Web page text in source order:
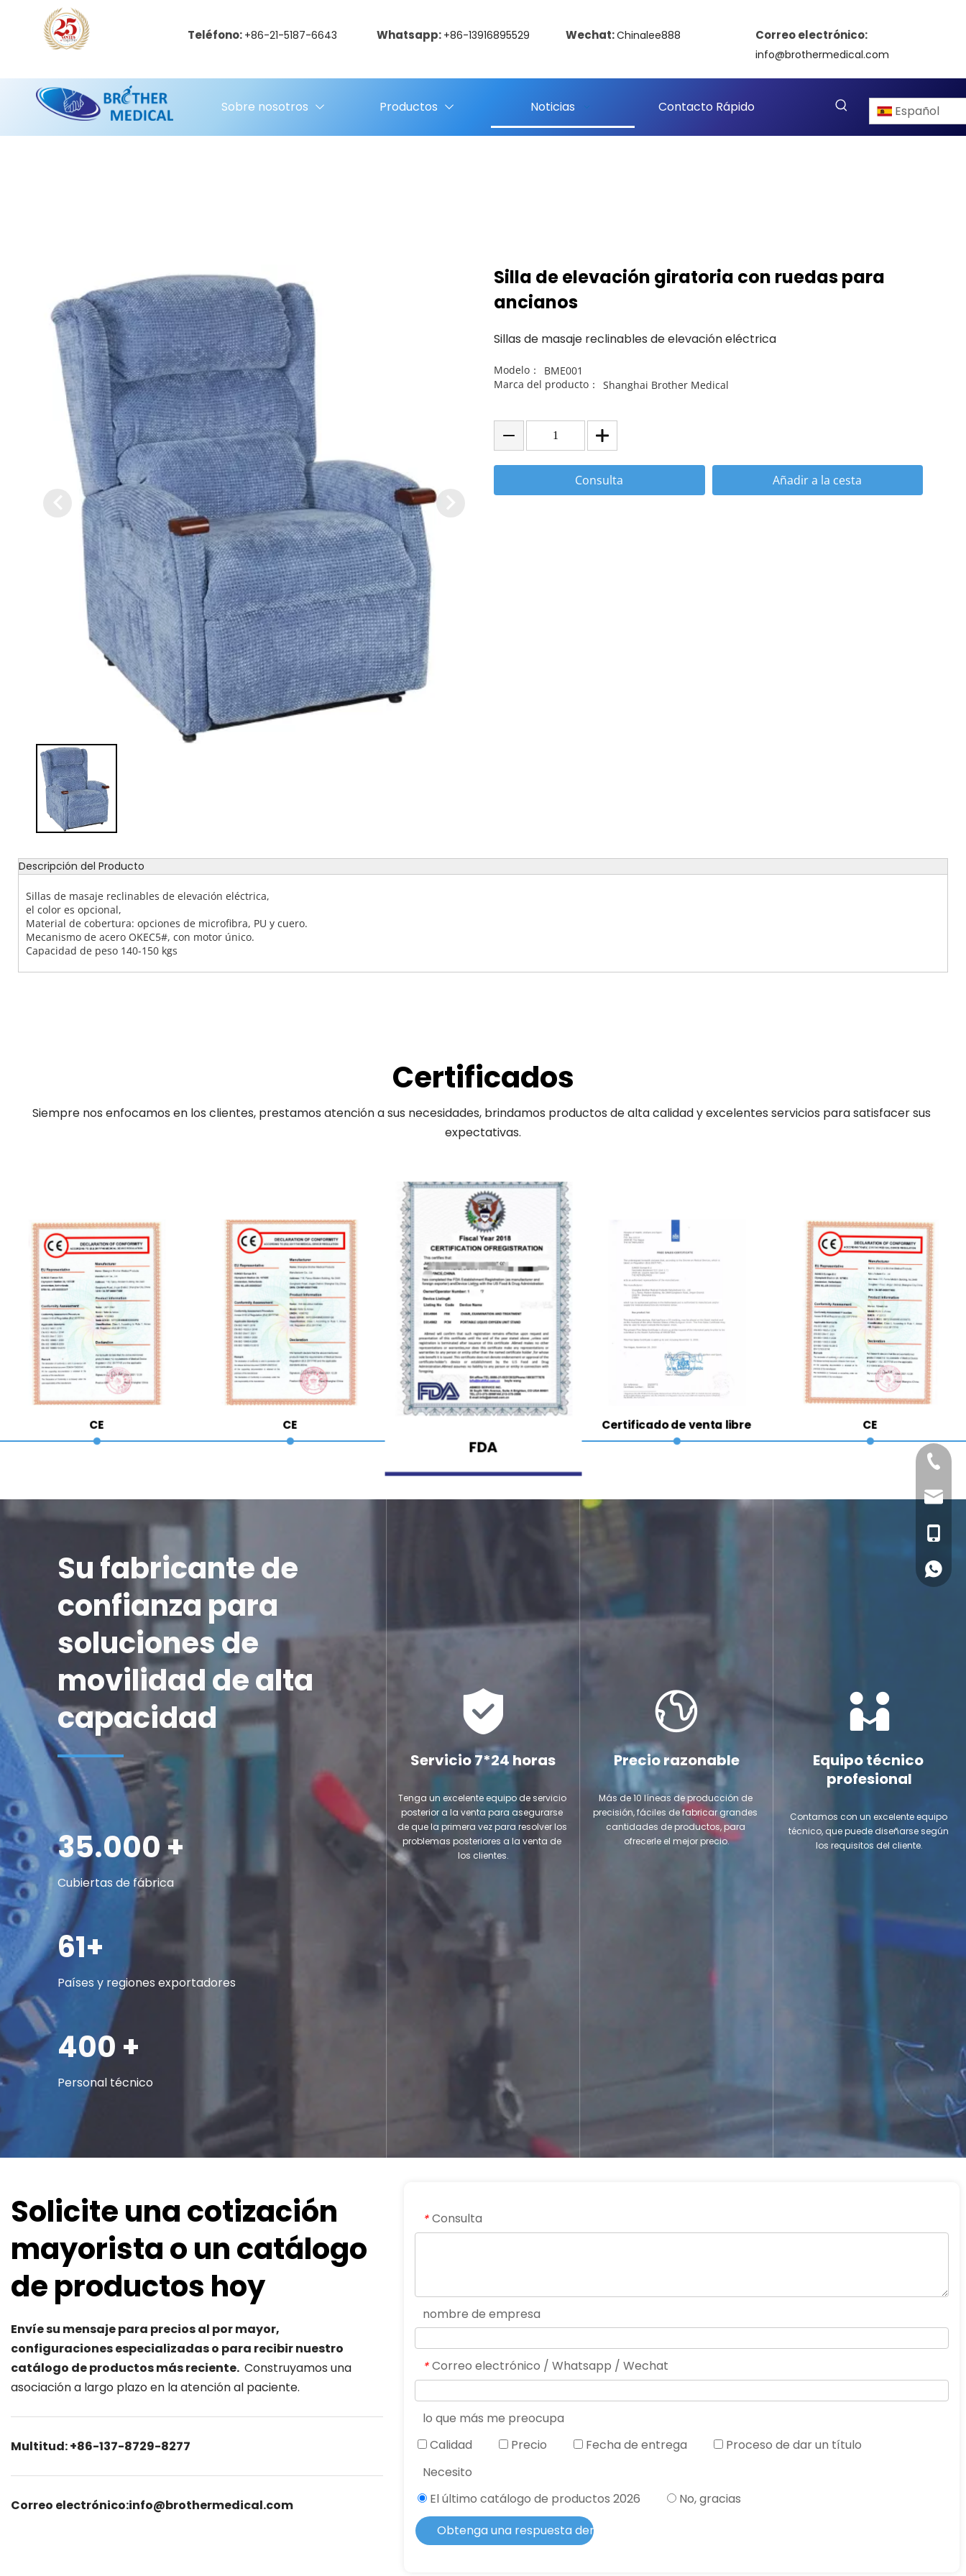
Teléfono: +86-21-5187-6643 Whatsapp: +86-13916895529 Wechat:Chinalee888 Correo electrónico:
info@brothermedical.com
Sobre nosotros Productos Noticias Contacto Rápido Español
Silla de elevación giratoria con ruedas para
ancianos
Sillas de masaje reclinables de elevación eléctrica
Modelo：
BME001
Marca del producto：
Shanghai Brother Medical
Consulta Añadir a la cesta
Descripción del Producto
Sillas de masaje reclinables de elevación eléctrica,
el color es opcional,
Material de cobertura: opciones de microfibra, PU y cuero.
Mecanismo de acero OKEC5#, con motor único.
Capacidad de peso 140-150 kgs
Certificados
Siempre nos enfocamos en los clientes, prestamos atención a sus necesidades, brindamos productos de alta calidad y excelentes servicios para satisfacer sus
expectativas.
CE CE
FDA
Certificado de venta libre CE
Su fabricante de
confianza para
soluciones de
movilidad de alta
capacidad
35.000 +
Cubiertas de fábrica
61+
Países y regiones exportadores
400 +
Personal técnico
Servicio 7*24 horas
Tenga un excelente equipo de servicio
posterior a la venta para asegurarse
de que la primera vez para resolver los
problemas posteriores a la venta de
los clientes.
Precio razonable
Más de 10 líneas de producción de
precisión, fáciles de fabricar grandes
cantidades de productos, para
ofrecerle el mejor precio.
Equipo técnico
profesional
Contamos con un excelente equipo
técnico, que puede diseñarse según
los requisitos del cliente.
Solicite una cotización
mayorista o un catálogo
de productos hoy
Envíe su mensaje para precios al por mayor,
configuraciones especializadas o para recibir nuestro
catálogo de productos más reciente. Construyamos una
asociación a largo plazo en la atención al paciente.
Multitud: +86-137-8729-8277
Correo electrónico:info@brothermedical.com
* Consulta
nombre de empresa
* Correo electrónico / Whatsapp / Wechat
lo que más me preocupa
Calidad
Precio Fecha de entrega
Proceso de dar un título
Necesito
El último catálogo de productos 2026
No, gracias
Obtenga una respuesta dentro de 2 horas
+86-
Correo